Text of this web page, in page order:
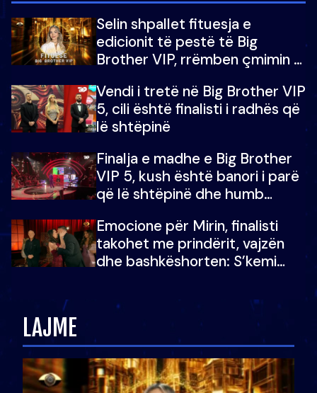
Selin shpallet fituesja e
edicionit të pestë të Big
Brother VIP, rrëmben çmimin e
Vendi i tretë në Big Brother VIP
5, cili është finalisti i radhës që
lë shtëpinë
Finalja e madhe e Big Brother
VIP 5, kush është banori i parë
që lë shtëpinë dhe humb
çmimin e madh
Emocione për Mirin, finalisti
takohet me prindërit, vajzën
dhe bashkëshorten: S’kemi
LAJME